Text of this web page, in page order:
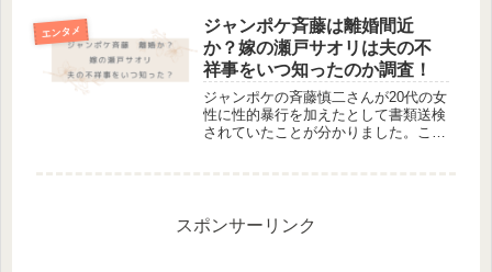
ワンでアイドルとしてずっと活躍し
続...
エンタメ
ジャンポケ斉藤は離婚間近
か？嫁の瀬戸サオリは夫の不
祥事をいつ知ったのか調査！
ジャンポケの斉藤慎二さんが20代の女
性に性的暴行を加えたとして書類送検
されていたことが分かりました。この
ま...
スポンサーリンク